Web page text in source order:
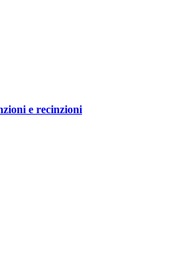
e recinzioni